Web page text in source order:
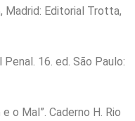
Madrid: Editorial Trotta,
16. ed. São Paulo:
o Mal”. Caderno H. Rio